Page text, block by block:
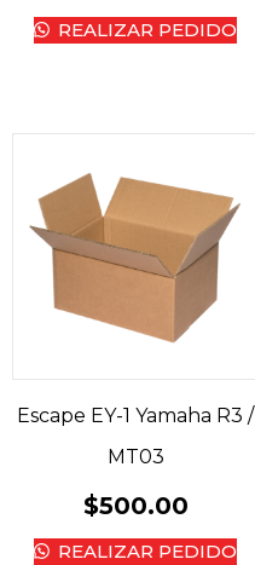
REALIZAR PEDIDO
Escape EY-1 Yamaha R3 /
MT03
$500.00
REALIZAR PEDIDO